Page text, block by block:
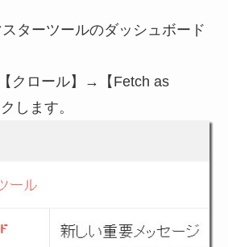
ターツールのダッシュボード
クロール】→【Fetch as
します。